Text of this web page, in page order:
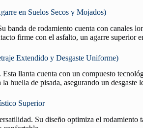
en Suelos Secos y Mojados)
banda de rodamiento cuenta con canales
firme con el asfalto, un agarre superior
Extendido y Desgaste Uniforme)
llanta cuenta con un compuesto
la huella de pisada, asegurando un
Superior
Su diseño optimiza el